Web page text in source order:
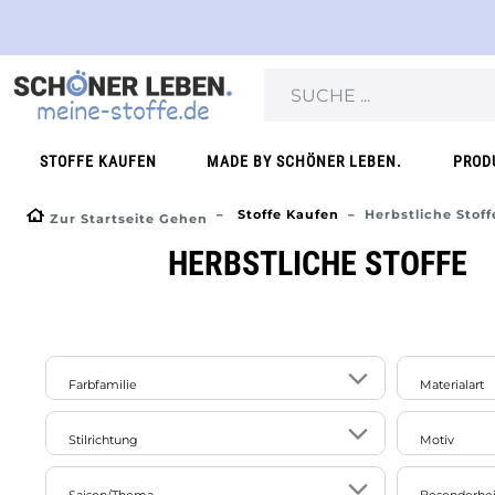
STOFFE KAUFEN MADE BY SCHÖNER LEBEN.
Zur Startseite Gehen Stoffe Kaufen Herbstliche
HERBSTLICHE STOFFE
Farbfamilie Materialart
Stilrichtung Motiv